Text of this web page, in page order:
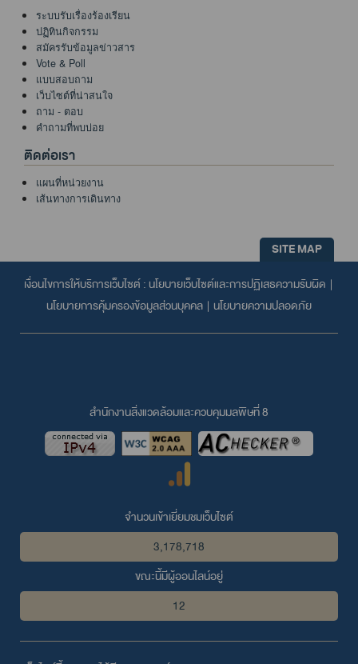
ระบบรับเรื่องร้องเรียน
ปฏิทินกิจกรรม
สมัครรับข้อมูลข่าวสาร
Vote & Poll
แบบสอบถาม
เว็บไซต์ที่น่าสนใจ
ถาม - ตอบ
คำถามที่พบบ่อย
ติดต่อเรา
แผนที่หน่วยงาน
เส้นทางการเดินทาง
SITE MAP
เงื่อนไขการให้บริการเว็บไซต์ : นโยบายเว็บไซต์และการปฏิเสธความรับผิด |
นโยบายการคุ้มครองข้อมูลส่วนบุคคล | นโยบายความปลอดภัย
สำนักงานสิ่งแวดล้อมและควบคุมมลพิษที่ 8
จำนวนเข้าเยี่ยมชมเว็บไซต์
3,178,718
ขณะนี้มีผู้ออนไลน์อยู่
12